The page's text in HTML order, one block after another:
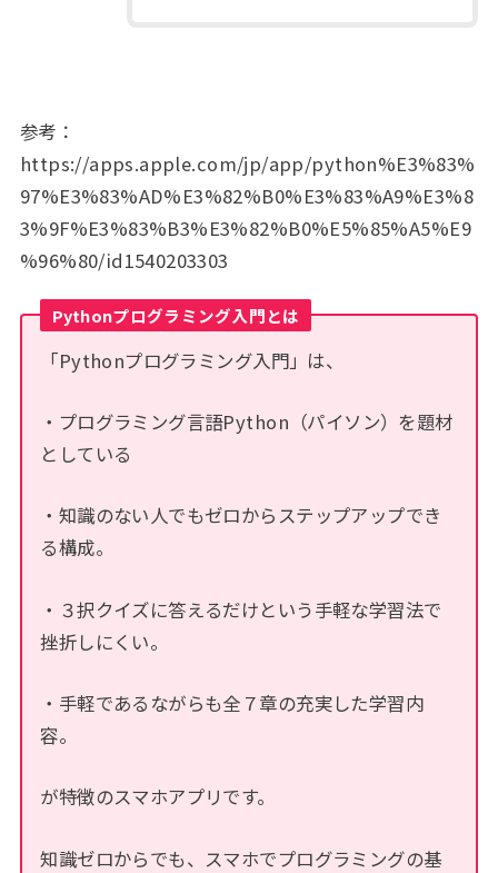
参考：
https://apps.apple.com/jp/app/python%E3%83%
97%E3%83%AD%E3%82%B0%E3%83%A9%E3%8
3%9F%E3%83%B3%E3%82%B0%E5%85%A5%E9
%96%80/id1540203303
Pythonプログラミング入門とは
「Pythonプログラミング入門」は、
・プログラミング言語Python（パイソン）を題材
としている
・知識のない人でもゼロからステップアップでき
る構成。
・３択クイズに答えるだけという手軽な学習法で
挫折しにくい。
・手軽であるながらも全７章の充実した学習内
容。
が特徴のスマホアプリです。
知識ゼロからでも、スマホでプログラミングの基